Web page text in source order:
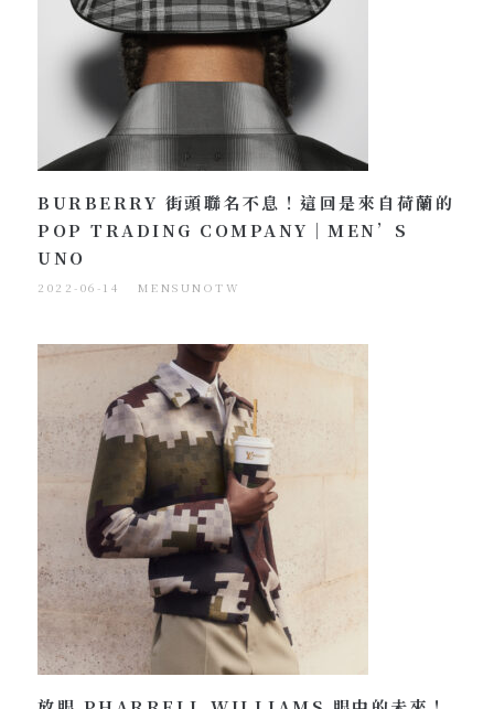
BURBERRY 街頭聯名不息！這回是來自荷蘭的
POP TRADING COMPANY｜MEN’S
UNO
2022-06-14 MENSUNOTW